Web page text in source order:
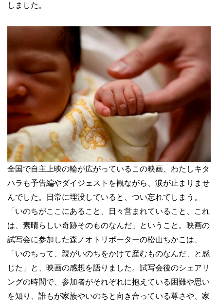
しました。
全国で自主上映の輪が広がっているこの映画、わたしキタ
ハラも予告編やダイジェストを観ながら、涙が止まりませ
んでした。日常に埋没していると、つい忘れてしまう。
「いのちがここにあること、日々営まれていること、これ
は、素晴らしい奇跡そのものなんだ」ということ。映画の
試写会に参加した森ノオトリポーターの松山ちかこは、
「いのちって、親がいのちをかけて産むものなんだ、と感
じた」と、映画の感想を語りました。試写会後のシェアリ
ングの時間で、参加者がそれぞれに抱えている困難や思い
を知り、誰もが家族やいのちと向き合っている尊さや、家